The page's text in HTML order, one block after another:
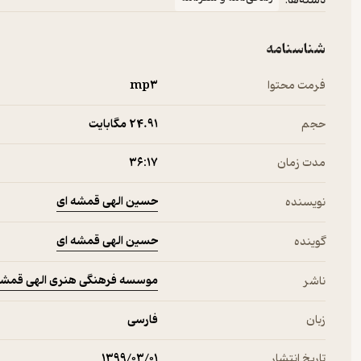
شناسنامه
فرمت محتوا mp۳
حجم 24.۹۱ مگابایت
مدت زمان ۳۶:۱۷
نویسنده حسین الهی قمشه ای
گوینده حسین الهی قمشه ای
ناشر موسسه فرهنگی هنری الهی
زبان فارسی